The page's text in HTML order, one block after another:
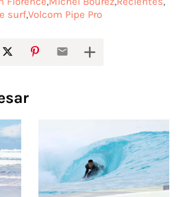
surfVolcom Pipe Pro